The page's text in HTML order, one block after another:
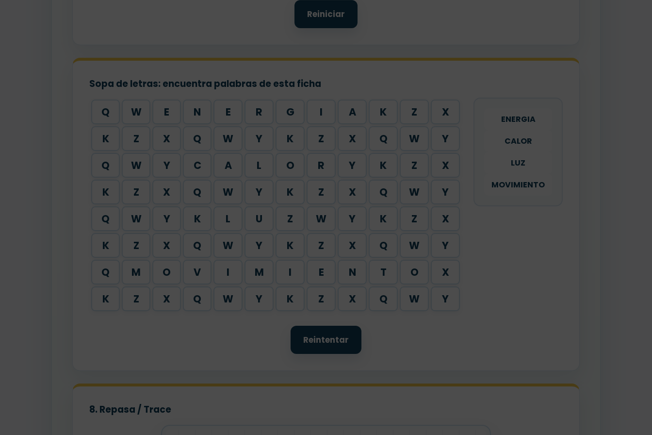
Reiniciar
Sopa de letras: encuentra palabras de esta ficha
Q W E N E R G I A K Z
X
K
Z X Q W Y K Z X Q W
Y
Q
W Y C A L O R Y K Z
X
K
Z X Q W Y K Z X Q W
Y
Q
W Y K L U Z W Y K Z
X
K
Z X Q W Y K Z X Q W
Y
Q
M O V I M I E N T O
X
K
Z X Q W Y K Z X Q W Y
ENERGIA
CALOR
LUZ
MOVIMIENTO
Reintentar
8. Repasa / Trace